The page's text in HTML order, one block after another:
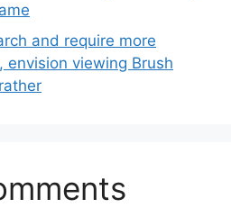
and require more
viewing Brush